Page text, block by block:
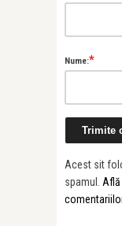
Nume:*
Acest sit
spamul.